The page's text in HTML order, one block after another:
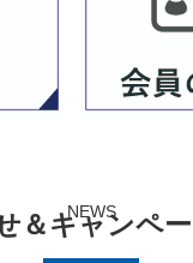
NEWS
＆キャンペ